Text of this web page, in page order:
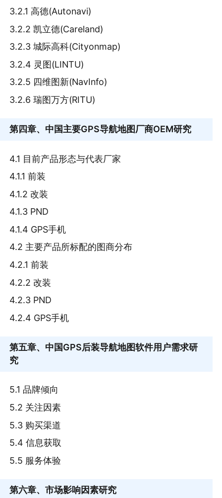
3.2.1 高德(Autonavi)
3.2.2 凯立德(Careland)
3.2.3 城际高科(Cityonmap)
3.2.4 灵图(LINTU)
3.2.5 四维图新(NavInfo)
3.2.6 瑞图万方(RITU)
第四章、中国主要GPS导航地图厂商OEM研究
4.1 目前产品形态与代表厂家
4.1.1 前装
4.1.2 改装
4.1.3 PND
4.1.4 GPS手机
4.2 主要产品所标配的图商分布
4.2.1 前装
4.2.2 改装
4.2.3 PND
4.2.4 GPS手机
第五章、中国GPS后装导航地图软件用户需求研
究
5.1 品牌倾向
5.2 关注因素
5.3 购买渠道
5.4 信息获取
5.5 服务体验
第六章、市场影响因素研究